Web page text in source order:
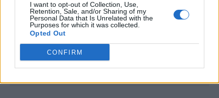
I want to opt-out of Collection, Use,
Retention, Sale, and/or Sharing of my
Personal Data that Is Unrelated with the
Purposes for which it was collected.
Opted Out
CONFIRM